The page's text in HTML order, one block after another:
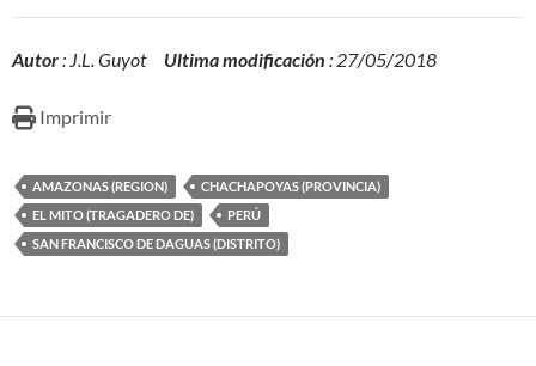
Autor: J.L. Guyot Ultima modificación : 27/05/2018
Imprimir
AMAZONAS (REGION)
CHACHAPOYAS (PROVINCIA)
EL MITO (TRAGADERO DE)
PERÚ
SAN FRANCISCO DE DAGUAS (DISTRITO)